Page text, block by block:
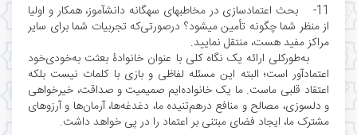
11- بحث اعتمادسازی در مخاطبهای سهگانه دانشآموز، همکار و اولیا
از منظر شما چگونه تأمین میشود؟ درصورتی‌که تجربیات شما برای سایر
مراکز مفید هست، منتقل نمایید.
به‌طورکلی ارائه یک نگاه کلی با عنوان خانوادۀ بعثت به‌خودی‌خود
اعتمادآور است؛ البته این مسئله لفاظی و بازی با کلمات نیست بلکه
اعتقاد قلبی ماست. ما یک خانواده‌ایم صمیمیت و صداقت، خیرخواهی
و دلسوزی، مصالح و منافع درهم‌تنیده ما، دغدغه‌ها، آرمان‌ها و آرزوهای
مشترک ما، ایجاد فضای مبتنی بر اعتماد را در پی خواهد داشت.